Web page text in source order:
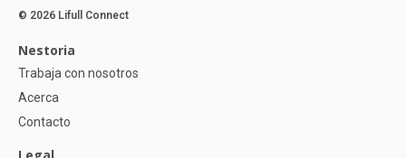
© 2026 Lifull Connect
Nestoria
Trabaja con nosotros
Acerca
Contacto